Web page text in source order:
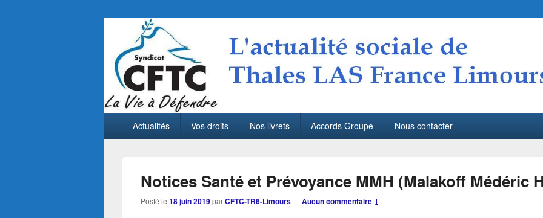
CFTC Thales LAS France Limours
principalActualités Vos droits Nos livrets Accords Groupe Nous contacter
Notices Santé et Prévoyance MMH (Malakoff Médéric
Posté le 18 juin 2019parCFTC-TR6-Limours—Aucun commentaire ↓